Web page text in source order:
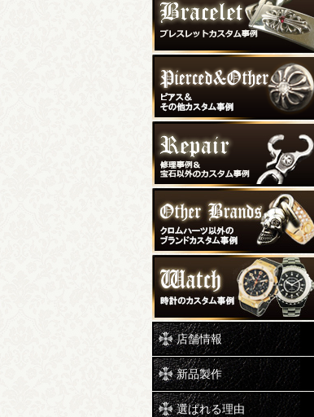
店舗情報
新品製作
選ばれる理由